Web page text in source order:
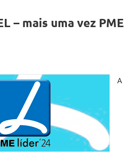
– mais uma vez PME
A